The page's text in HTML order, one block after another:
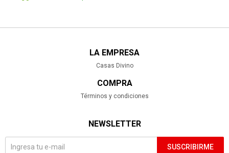
LA EMPRESA
Casas Divino
COMPRA
Términos y condiciones
NEWSLETTER
SUSCRIBIRME